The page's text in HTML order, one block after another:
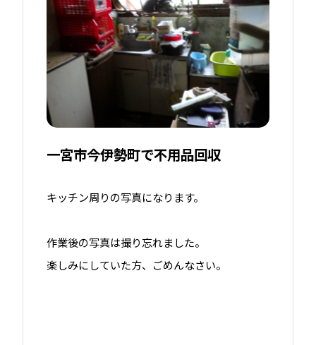
一宮市今伊勢町で不用品回収
キッチン周りの写真になります。
作業後の写真は撮り忘れました。
楽しみにしていた方、ごめんなさい。